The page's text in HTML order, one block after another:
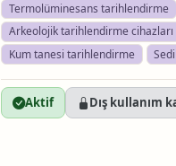
Termolüminesans tarihlendirme
Arkeolojik tarihlendirme cihazları
Kum tanesi tarihlendirme
Aktif Dış kullanım